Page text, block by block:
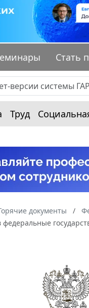
Стать
Труд
документы